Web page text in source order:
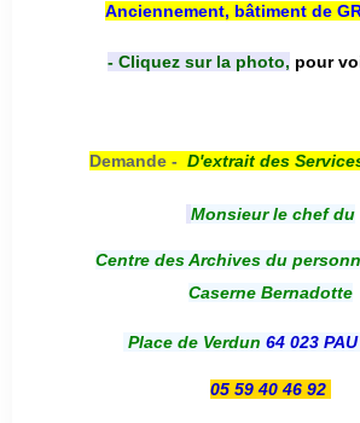
Anciennement, bâtiment de
- Cliquez sur la photo, pour
Demande - D'extrait des
Monsieur le chef du
Centre des Archives du
Caserne Bernadotte
Place de Verdun 64 023 PAU
05 59 40 46 92